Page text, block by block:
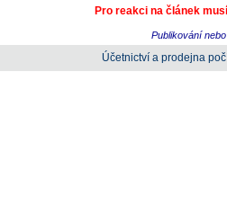
Pro reakci na článek
Publikování
Účetnictví a prodejna